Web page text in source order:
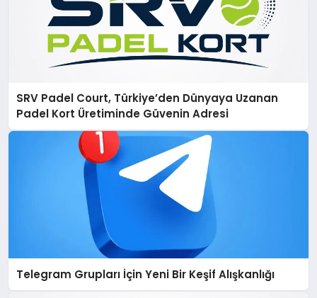
SRV Padel Court, Türkiye’den Dünyaya Uzanan
Padel Kort Üretiminde Güvenin Adresi
Telegram Grupları İçin Yeni Bir Keşif Alışkanlığı